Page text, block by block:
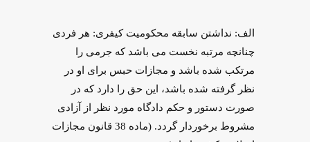
الف: نداشتن سابقه محکومیت کیفری: هر فردی
چنانچه مرتبه نخست می باشد که جرمی را
مرتکب شده باشد و مجازات حبس برای او در
نظر گرفته شده باشد،‌ این حق را دارد که در
صورت دستور و حکم دادگاه مورد نظر از آزادی
مشروط برخوردار گردد. (ماده 38 قانون مجازات